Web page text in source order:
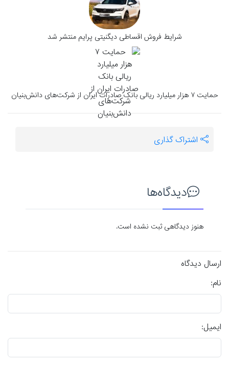
شرایط فروش اقساطی دیگنیتی پرایم منتشر شد
حمایت ۷ هزار میلیارد ریالی بانک صادرات ایران از شرکت‌های دانش‌بنیان
اشتراک گذاری
دیدگاه‌ها
هنوز دیدگاهی ثبت نشده است.
ارسال دیدگاه
نام:
ایمیل: